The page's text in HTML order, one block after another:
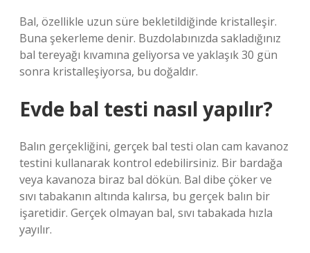
Bal, özellikle uzun süre bekletildiğinde kristalleşir.
Buna şekerleme denir. Buzdolabınızda sakladığınız
bal tereyağı kıvamına geliyorsa ve yaklaşık 30 gün
sonra kristalleşiyorsa, bu doğaldır.
Evde bal testi nasıl yapılır?
Balın gerçekliğini, gerçek bal testi olan cam kavanoz
testini kullanarak kontrol edebilirsiniz. Bir bardağa
veya kavanoza biraz bal dökün. Bal dibe çöker ve
sıvı tabakanın altında kalırsa, bu gerçek balın bir
işaretidir. Gerçek olmayan bal, sıvı tabakada hızla
yayılır.